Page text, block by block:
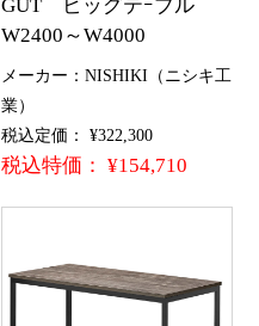
GUT ビッグテｰブル
W2400～W4000
メーカー：NISHIKI（ニシキ工
業）
税込定価： ¥322,300
税込特価： ¥154,710